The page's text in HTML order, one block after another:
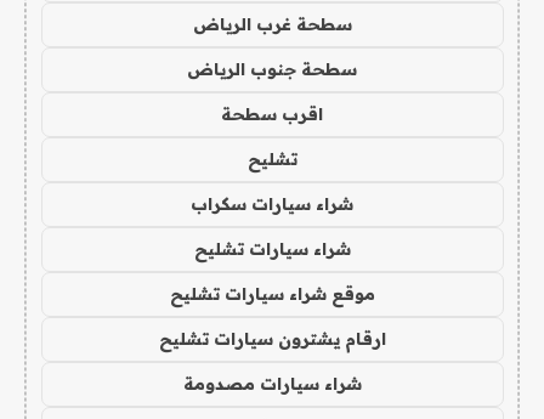
سطحة غرب الرياض
سطحة جنوب الرياض
اقرب سطحة
تشليح
شراء سيارات سكراب
شراء سيارات تشليح
موقع شراء سيارات تشليح
ارقام يشترون سيارات تشليح
شراء سيارات مصدومة